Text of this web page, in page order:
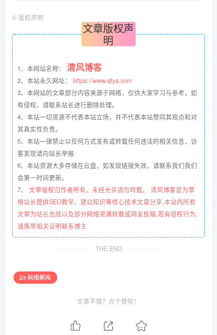
© 版权声明
文章版权声
明
1、本网站名称： 清风博客
2、本站永久网址： https://www.qfya.com
3、本网站的文章部分内容来源于网络，仅供大家学习与参考，如
有侵权，请联系站长进行删除处理。
4、本站一切资源不代表本站立场，并不代表本站赞同其观点和对
其真实性负责。
5、本站一律禁止以任何方式发布或转载任何违法的相关信息，访
客发现请向站长举报
6、本站资源大多存储在云盘，如发现链接失效，请联系我们我们
会第一时间更新。
7、 文章版权归作者所有，未经允许请勿转载。 清风博客是为草
根站长提供SEO教学、建站知识等核心技术文章分享,本站内所有
文章为站长总结以及部分网络资源转载或网友投稿,若有侵权行为,
请携带相关证明联系博主
THE END
网络新闻
文章不错？点个赞呗！